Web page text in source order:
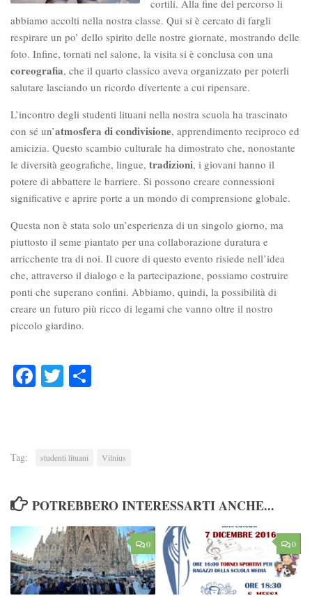
cortili. Alla fine del percorso li
abbiamo accolti nella nostra classe. Qui si è cercato di fargli
respirare un po’ dello spirito delle nostre giornate, mostrando delle
foto. Infine, tornati nel salone, la visita si è conclusa con una
coreografia, che il quarto classico aveva organizzato per poterli
salutare lasciando un ricordo divertente a cui ripensare.
L’incontro degli studenti lituani nella nostra scuola ha trascinato
con sé un’atmosfera di condivisione, apprendimento reciproco ed
amicizia. Questo scambio culturale ha dimostrato che, nonostante
le diversità geografiche, lingue, tradizioni, i giovani hanno il
potere di abbattere le barriere. Si possono creare connessioni
significative e aprire porte a un mondo di comprensione globale.
Questa non è stata solo un’esperienza di un singolo giorno, ma
piuttosto il seme piantato per una collaborazione duratura e
arricchente tra di noi. Il cuore di questo evento risiede nell’idea
che, attraverso il dialogo e la partecipazione, possiamo costruire
ponti che superano confini. Abbiamo, quindi, la possibilità di
creare un futuro più ricco di legami che vanno oltre il nostro
piccolo giardino.
FacebookTwitter
Tag: studenti lituani Vilnius
POTREBBERO INTERESSARTI ANCHE...
0 0